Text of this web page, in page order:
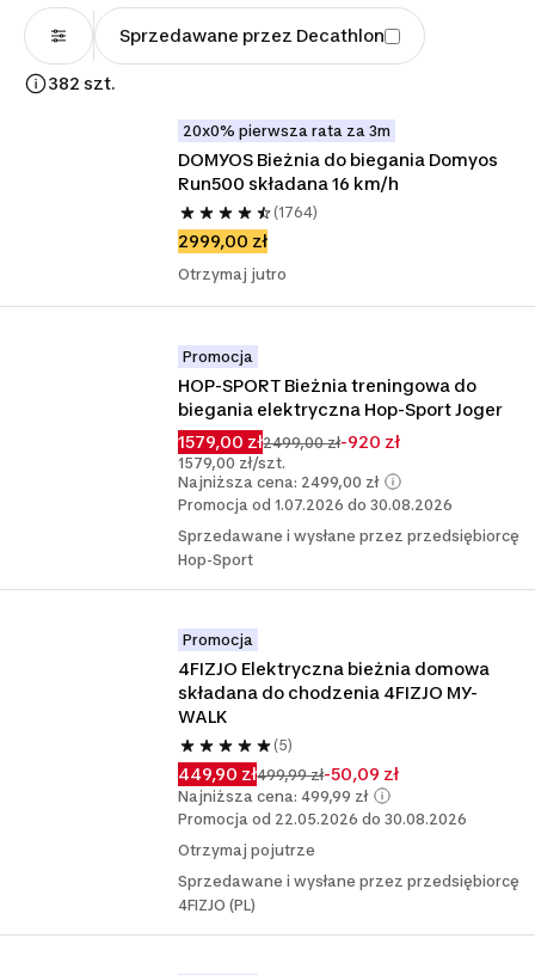
Sprzedawane przez Decathlon
382 szt.
20x0% pierwsza rata za 3m
DOMYOS Bieżnia do biegania Domyos
Run500 składana 16 km/h
(1764)
2999,00 zł
Otrzymaj jutro
Promocja
HOP-SPORT Bieżnia treningowa do
biegania elektryczna Hop-Sport Joger
1579,00 zł2499,00 zł-920 zł
1579,00 zł/szt.
Najniższa cena: 2499,00 zł
Promocja od 1.07.2026 do 30.08.2026
Sprzedawane i wysłane przez przedsiębiorcę
Hop-Sport
Promocja
4FIZJO Elektryczna bieżnia domowa
składana do chodzenia 4FIZJO MY-
WALK
(5)
449,90 zł499,99 zł-50,09 zł
Najniższa cena: 499,99 zł
Promocja od 22.05.2026 do 30.08.2026
Otrzymaj pojutrze
Sprzedawane i wysłane przez przedsiębiorcę
4FIZJO (PL)